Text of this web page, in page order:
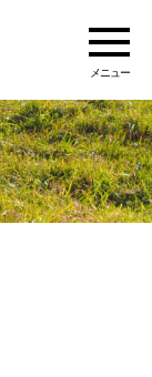
メニュー